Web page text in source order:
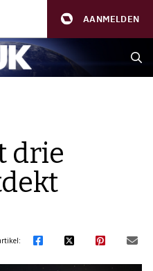
AANMELDEN
drie